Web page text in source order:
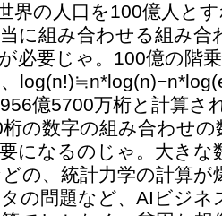
界の人口を100億人と
に組み合わせる組み合
が必要じゃ。100億の階
億5700万桁と計算さ
の数字の組み合わせ
になるのじゃ。大きな
の、統計力学の計算が
の問題など、AIビジネ